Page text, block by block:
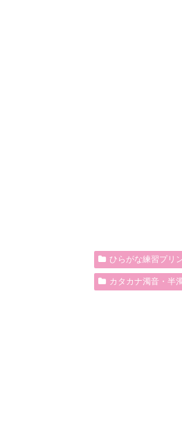
ひらがな練習プリ
カタカナ濁音・半